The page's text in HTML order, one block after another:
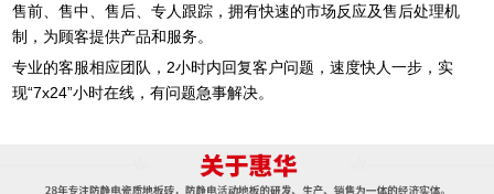
售前、售中、售后、专人跟踪，拥有快速的市场反应及售后处理机
制，为顾客提供产品和服务。
专业的客服相应团队，2小时内回复客户问题，速度快人一步，实
现“7x24”小时在线，有问题急事解决。